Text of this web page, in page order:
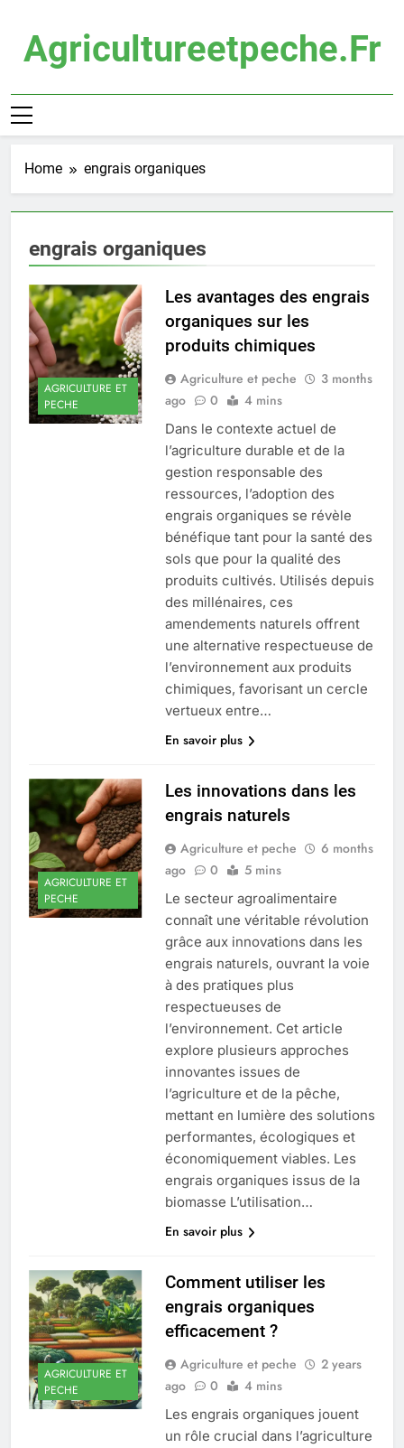
contentAgricultureetpeche.fr
Home engrais organiques
engrais organiques
AGRICULTURE ET
PECHE
Les avantages des engrais
organiques sur les
produits chimiques
Agriculture et peche
3 months
ago
0 4 mins
Dans le contexte actuel de
l’agriculture durable et de la
gestion responsable des
ressources, l’adoption des
engrais organiques se révèle
bénéfique tant pour la santé des
sols que pour la qualité des
produits cultivés. Utilisés depuis
des millénaires, ces
amendements naturels offrent
une alternative respectueuse de
l’environnement aux produits
chimiques, favorisant un cercle
vertueux entre…
En savoir plus
AGRICULTURE ET
PECHE
Les innovations dans les
engrais naturels
Agriculture et peche
6 months
ago
0 5 mins
Le secteur agroalimentaire
connaît une véritable révolution
grâce aux innovations dans les
engrais naturels, ouvrant la voie
à des pratiques plus
respectueuses de
l’environnement. Cet article
explore plusieurs approches
innovantes issues de
l’agriculture et de la pêche,
mettant en lumière des solutions
performantes, écologiques et
économiquement viables. Les
engrais organiques issus de la
biomasse L’utilisation…
En savoir plus
AGRICULTURE ET
PECHE
Comment utiliser les
engrais organiques
efficacement ?
Agriculture et peche
2 years
ago
0 4 mins
Les engrais organiques jouent
un rôle crucial dans l’agriculture